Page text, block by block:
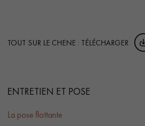
TOUT SUR LE CHENE : TÉLÉCHARGER
ENTRETIEN ET POSE
La pose flottante